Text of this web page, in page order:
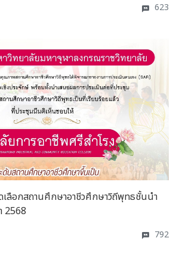
623
เลือกสถานศึกษาอาชีวศึกษาวิถีพุทธชั้นนำ
2568
792